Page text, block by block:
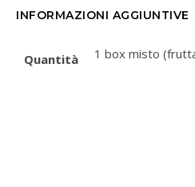
INFORMAZIONI AGGIUNTIVE
Quantità 1 box misto